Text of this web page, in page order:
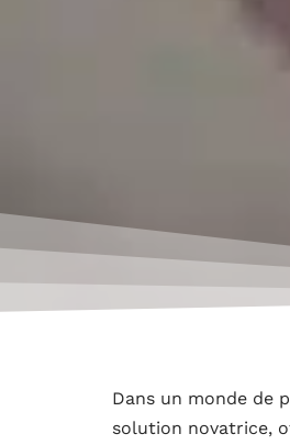
Dans un monde de
solution novatrice,